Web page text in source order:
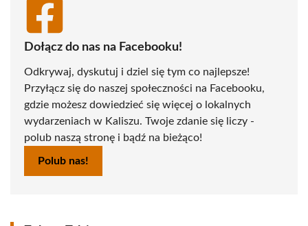
Dołącz do nas na Facebooku!
Odkrywaj, dyskutuj i dziel się tym co najlepsze!
Przyłącz się do naszej społeczności na Facebooku,
gdzie możesz dowiedzieć się więcej o lokalnych
wydarzeniach w Kaliszu. Twoje zdanie się liczy -
polub naszą stronę i bądź na bieżąco!
Polub nas!